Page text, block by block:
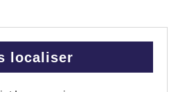
localiser